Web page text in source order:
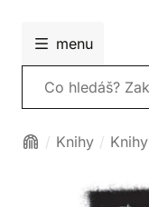
menu
Vyhledávání
Knihy Knihy